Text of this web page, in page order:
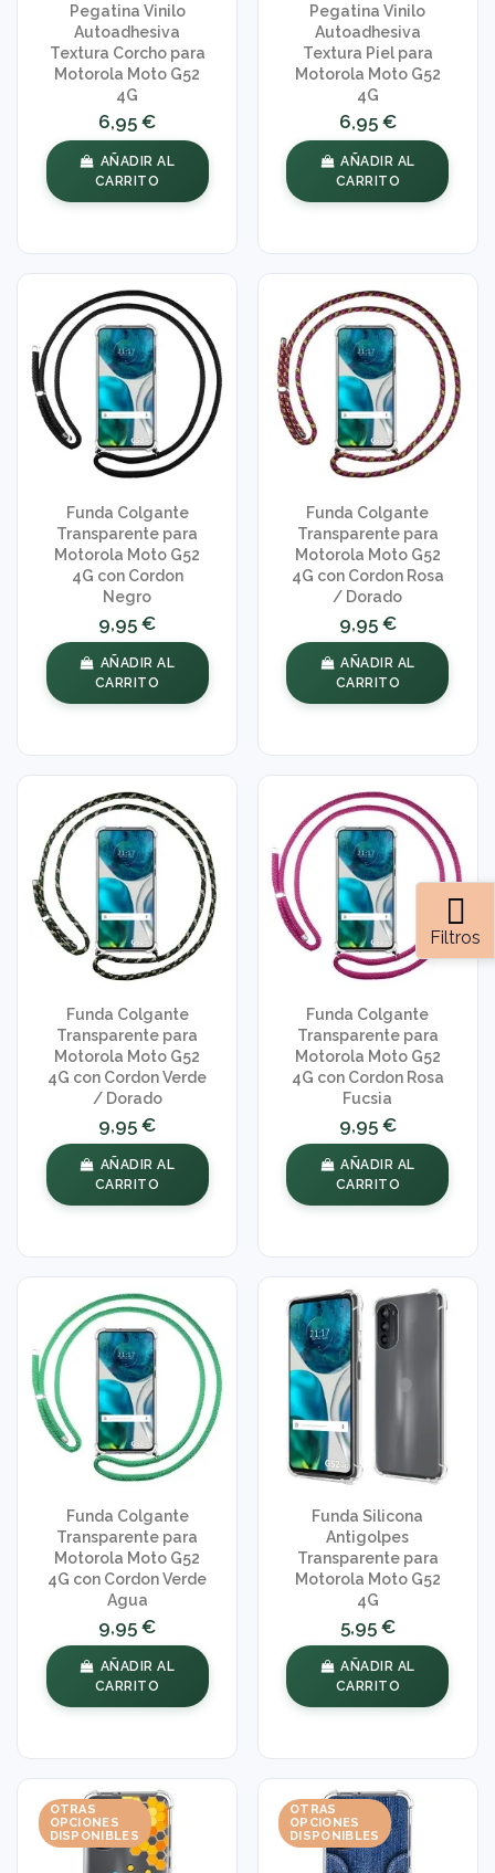
Filtros
Pegatina Vinilo
Autoadhesiva
Textura Corcho para
Motorola Moto G52
4G
6,95 €
AÑADIR AL
CARRITO
Pegatina Vinilo
Autoadhesiva
Textura Piel para
Motorola Moto G52
4G
6,95 €
AÑADIR AL
CARRITO
Funda Colgante
Transparente para
Motorola Moto G52
4G con Cordon
Negro
9,95 €
AÑADIR AL
CARRITO
Funda Colgante
Transparente para
Motorola Moto G52
4G con Cordon Rosa
/ Dorado
9,95 €
AÑADIR AL
CARRITO
Funda Colgante
Transparente para
Motorola Moto G52
4G con Cordon Verde
/ Dorado
9,95 €
AÑADIR AL
CARRITO
Funda Colgante
Transparente para
Motorola Moto G52
4G con Cordon Rosa
Fucsia
9,95 €
AÑADIR AL
CARRITO
Funda Colgante
Transparente para
Motorola Moto G52
4G con Cordon Verde
Agua
9,95 €
AÑADIR AL
CARRITO
Funda Silicona
Antigolpes
Transparente para
Motorola Moto G52
4G
5,95 €
AÑADIR AL
CARRITO
OTRAS
OPCIONES
DISPONIBLES
OTRAS
OPCIONES
DISPONIBLES